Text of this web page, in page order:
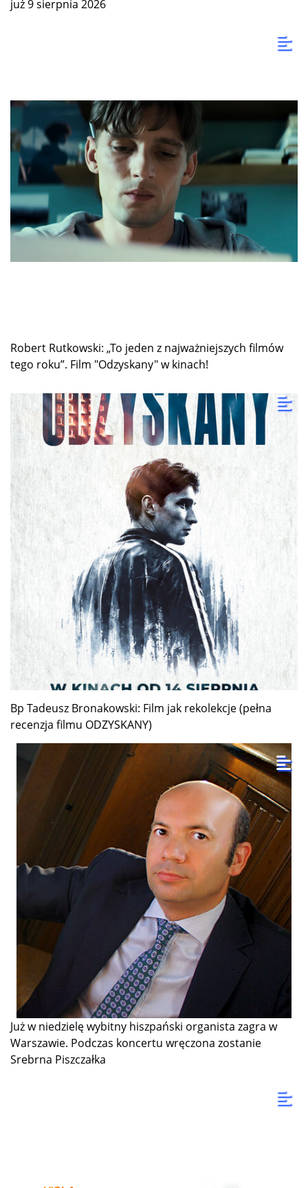
już 9 sierpnia 2026
Robert Rutkowski: „To jeden z najważniejszych filmów
tego roku”. Film "Odzyskany" w kinach!
Bp Tadeusz Bronakowski: Film jak rekolekcje (pełna
recenzja filmu ODZYSKANY)
Już w niedzielę wybitny hiszpański organista zagra w
Warszawie. Podczas koncertu wręczona zostanie
Srebrna Piszczałka